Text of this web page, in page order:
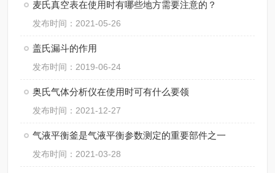
麦氏真空表在使用时有哪些地方需要注意的？
发布时间：2021-05-26
盖氏漏斗的作用
发布时间：2019-06-24
奥氏气体分析仪在使用时可有什么要领
发布时间：2021-12-27
气液平衡釜是气液平衡参数测定的重要部件之一
发布时间：2021-03-28